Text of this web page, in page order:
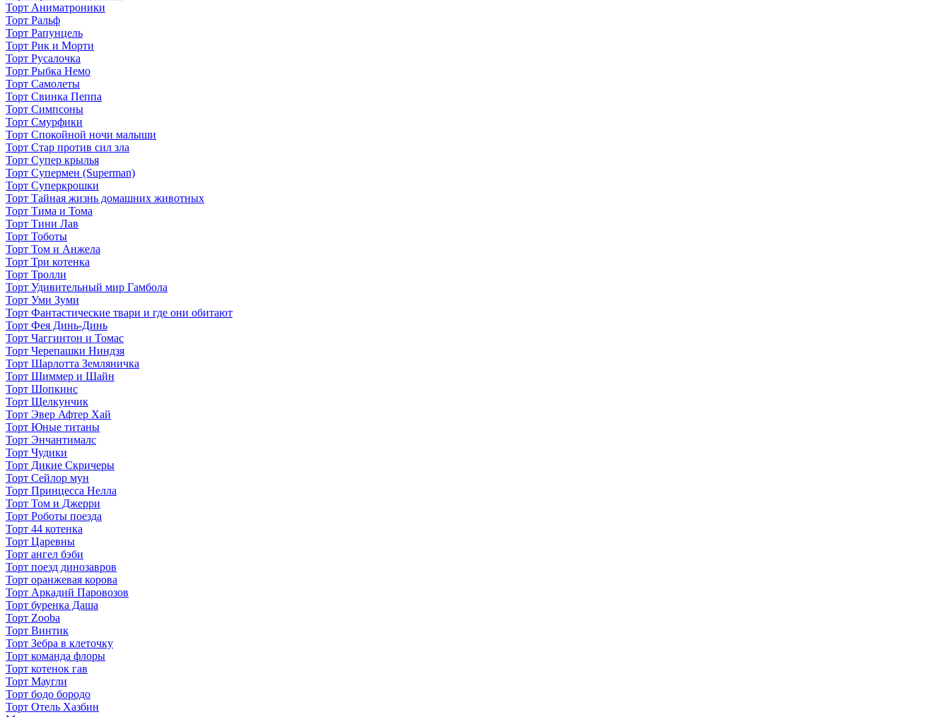
Торт Аниматроники
Торт Ральф
Торт Рапунцель
Торт Рик и Морти
Торт Русалочка
Торт Рыбка Немо
Торт Самолеты
Торт Свинка Пеппа
Торт Симпсоны
Торт Смурфики
Торт Спокойной ночи малыши
Торт Стар против сил зла
Торт Супер крылья
Торт Супермен (Superman)
Торт Суперкрошки
Торт Тайная жизнь домашних животных
Торт Тима и Тома
Торт Тини Лав
Торт Тоботы
Торт Том и Анжела
Торт Три котенка
Торт Тролли
Торт Удивительный мир Гамбола
Торт Уми Зуми
Торт Фантастические твари и где они обитают
Торт Фея Динь-Динь
Торт Чаггинтон и Томас
Торт Черепашки Ниндзя
Торт Шарлотта Земляничка
Торт Шиммер и Шайн
Торт Шопкинс
Торт Щелкунчик
Торт Эвер Афтер Хай
Торт Юные титаны
Торт Энчантималс
Торт Чудики
Торт Дикие Скричеры
Торт Сейлор мун
Торт Принцесса Нелла
Торт Том и Джерри
Торт Роботы поезда
Торт 44 котенка
Торт Царевны
Торт ангел бэби
Торт поезд динозавров
Торт оранжевая корова
Торт Аркадий Паровозов
Торт буренка Даша
Торт Zooba
Торт Винтик
Торт Зебра в клеточку
Торт команда флоры
Торт котенок гав
Торт Маугли
Торт бодо бородо
Торт Отель Хазбин